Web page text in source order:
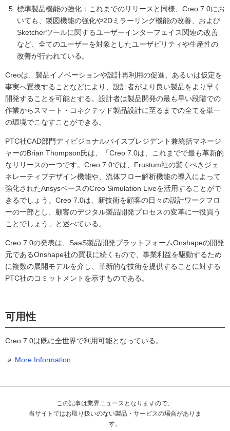
標準製品機能の強化：これまでのリリースと同様、Creo 7.0にお
いても、製図機能の強化や2Dミラーリング機能の改善、および
Sketcherツールに関するユーザーインターフェイス関連の改善
など、全てのユーザーを対象としたユーザビリティや生産性の
改善が行われている。
Creoは、製品イノベーションや設計再利用の促進、あるいは仮定を
事実へ置換することなどにより、設計者がより良い製品をより早く
開発することを可能とする。設計者は製品開発の最も早い段階での
作業からスマート・コネクテッド製品設計に至るまでの全てを単一
の環境でこなすことができる。
PTC社CAD部門ディビジョナルバイスプレジデント兼統括マネージ
ャーのBrian Thompson氏は、「Creo 7.0は、これまでで最も革新的
なリリースの一つです。Creo 7.0では、Frustum社の驚くべきジェ
ネレーティブデザイン機能や、流体フロー解析機能の導入によって
強化されたAnsysベースのCreo Simulation Liveを活用することがで
きるでしょう。Creo 7.0は、新技術を顧客の日々の設計ワークフロ
ーの一部とし、顧客のデジタル製品開発プロセスの変革に一役買う
ことでしょう」と述べている。
Creo 7.0の発表は、SaaS製品開発プラットフォームOnshapeの開発
元であるOnshape社の買収に続くもので、事業利益を駆動するため
に複数の展開モデルを介し、革新的な技術を提供することに対する
PTC社のコミットメントを示すものである。
可用性
Creo 7.0は既に全世界で利用可能となっている。
More Information
この記事は業界ニュースとなりますので、
当サイトではお取り扱いのない製品・サービスの場合がありま
す。